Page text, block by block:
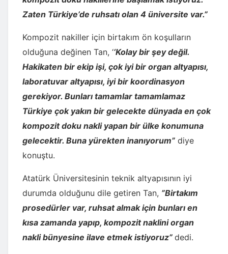
Zaten Türkiye’de ruhsatı olan 4 üniversite var.”
Kompozit nakiller için birtakım ön koşulların
olduğuna değinen Tan, ‘‘Kolay bir şey değil.
Hakikaten bir ekip işi, çok iyi bir organ altyapısı,
laboratuvar altyapısı, iyi bir koordinasyon
gerekiyor. Bunları tamamlar tamamlamaz
Türkiye çok yakın bir gelecekte dünyada en çok
kompozit doku nakli yapan bir ülke konumuna
gelecektir. Buna yürekten inanıyorum” diye
konuştu.
Atatürk Üniversitesinin teknik altyapısının iyi
durumda olduğunu dile getiren Tan, ”Birtakım
prosedürler var, ruhsat almak için bunları en
kısa zamanda yapıp, kompozit naklini organ
nakli bünyesine ilave etmek istiyoruz” dedi.